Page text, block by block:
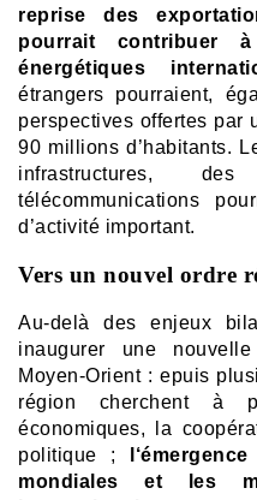
reprise des
pourrait contribuer
énergétiques
étrangers pourraient,
perspectives offertes par
90 millions d’habitants.
infrastructures,
télécommunications
d’activité important.
Vers un nouvel ordre
Au-delà des enjeux
inaugurer une
Moyen-Orient : epuis
région cherchent à
économiques, la
politique ;
mondiales et les